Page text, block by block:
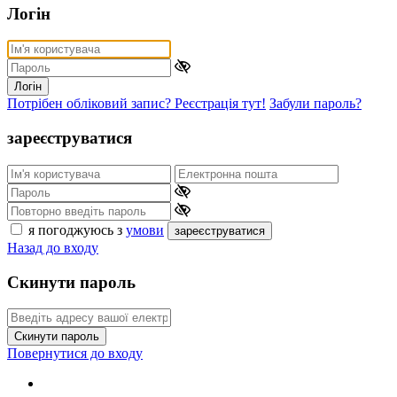
Логін
Логін
Потрібен обліковий запис? Реєстрація тут! Забули пароль?
зареєструватися
я погоджуюсь з умови зареєструватися
Назад до входу
Скинути пароль
Скинути пароль
Повернутися до входу